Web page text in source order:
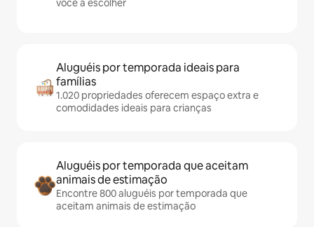
você a escolher
Aluguéis por temporada ideais para
famílias
1.020 propriedades oferecem espaço extra e
comodidades ideais para crianças
Aluguéis por temporada que aceitam
animais de estimação
Encontre 800 aluguéis por temporada que
aceitam animais de estimação